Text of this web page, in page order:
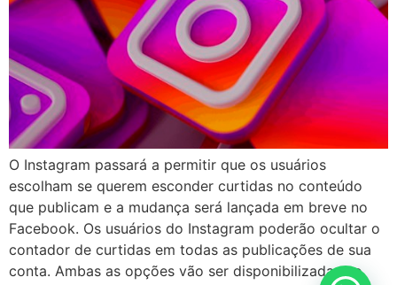
O Instagram passará a permitir que os usuários
escolham se querem esconder curtidas no conteúdo
que publicam e a mudança será lançada em breve no
Facebook. Os usuários do Instagram poderão ocultar o
contador de curtidas em todas as publicações de sua
conta. Ambas as opções vão ser disponibilizadas no